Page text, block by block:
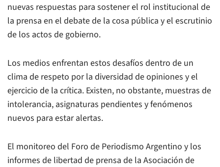
nuevas respuestas para sostener el rol institucional de
la prensa en el debate de la cosa pública y el escrutinio
de los actos de gobierno.
Los medios enfrentan estos desafíos dentro de un
clima de respeto por la diversidad de opiniones y el
ejercicio de la crítica. Existen, no obstante, muestras de
intolerancia, asignaturas pendientes y fenómenos
nuevos para estar alertas.
El monitoreo del Foro de Periodismo Argentino y los
informes de libertad de prensa de la Asociación de